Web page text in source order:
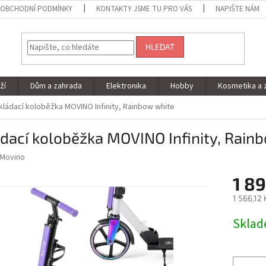
OBCHODNÍ PODMÍNKY KONTAKTY JSME TU PRO VÁS NAPIŠTE NÁM
HLEDAT
Dům a zahrada Elektronika Hobby Kosmetika a
koloběžka MOVINO Infinity, Rainbow white
koloběžka MOVINO Infinity,
Movino
1
1 566,12
cena: